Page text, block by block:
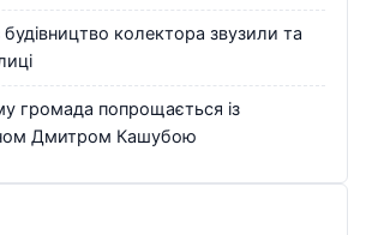
будівництво колектора звузили та
громада попрощається із
Дмитром Кашубою